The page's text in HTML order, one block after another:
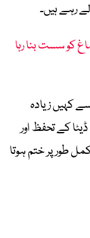
رہے ہیں۔
کو سست بنا رہا
کہیں زیادہ
کے تحفظ اور
طور پر ختم ہوتا